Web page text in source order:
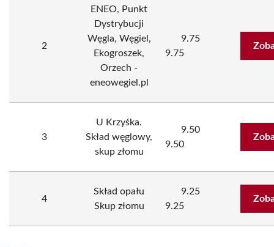
2
ENEO, Punkt
Dystrybucji
Węgla, Węgiel,
Ekogroszek,
Orzech -
eneowegiel.pl
9.75
9.75
3
U Krzyśka.
Skład węglowy,
skup złomu
9.50
9.50
4
Skład opału
Skup złomu
9.25
9.25